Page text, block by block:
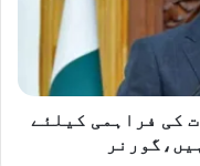
کی فراہمی کیلئے